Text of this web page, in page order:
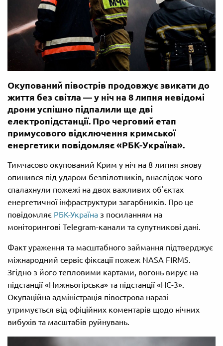
Окупований півострів продовжує звикати до
життя без світла — у ніч на 8 липня невідомі
дрони успішно підпалили ще дві
електропідстанції. Про черговий етап
примусового відключення кримської
енергетики повідомляє «РБК-Україна».
Тимчасово окупований Крим у ніч на 8 липня знову
опинився під ударом безпілотників, внаслідок чого
спалахнули пожежі на двох важливих об'єктах
енергетичної інфраструктури загарбників. Про це
повідомляє РБК-Україна з посиланням на
моніторингові Telegram-канали та супутникові дані.
Факт ураження та масштабного займання підтверджує
міжнародний сервіс фіксації пожеж NASA FIRMS.
Згідно з його тепловими картами, вогонь вирує на
підстанції «Нижньогірська» та підстанції «НС-3».
Окупаційна адміністрація півострова наразі
утримується від офіційних коментарів щодо нічних
вибухів та масштабів руйнувань.